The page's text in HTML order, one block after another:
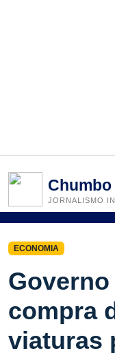
Chumbo
JORNALISMO
ECONOMIA
compra
viaturas